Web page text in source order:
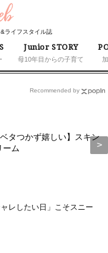
ライフスタイル誌
Junior STORY
母10年目からの子育て
タつかず嬉しい】スキン
ーム
Recommended by
レしたい日」こそスニー